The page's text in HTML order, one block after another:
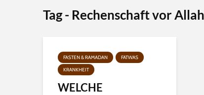
Tag - Rechenschaft vor Allah
FASTEN & RAMADAN
FATWAS
KRANKHEIT
WELCHE